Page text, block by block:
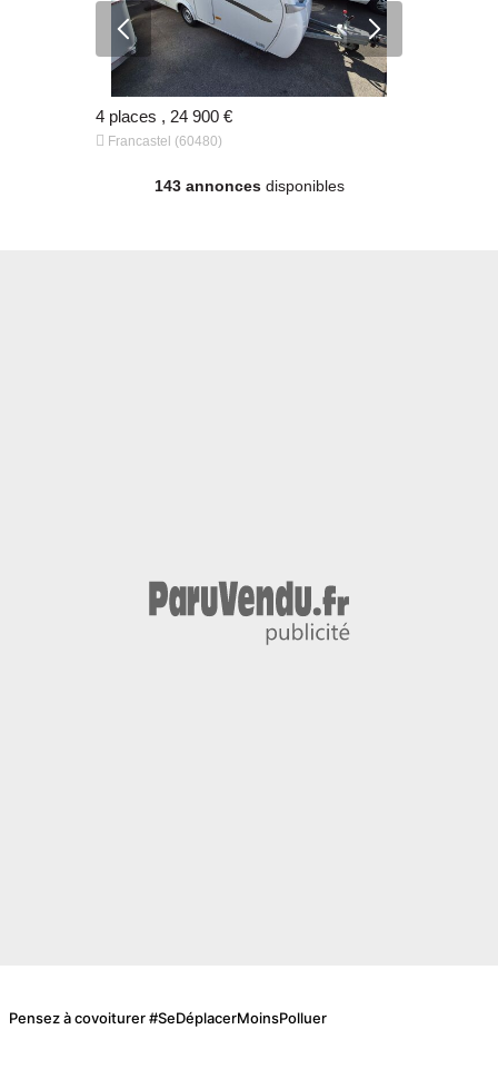
4 places , 24 900 €
 Francastel (60480)
143 annoncesdisponibles
Pensez à covoiturer #SeDéplacerMoinsPolluer